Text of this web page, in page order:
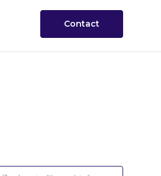
Contact